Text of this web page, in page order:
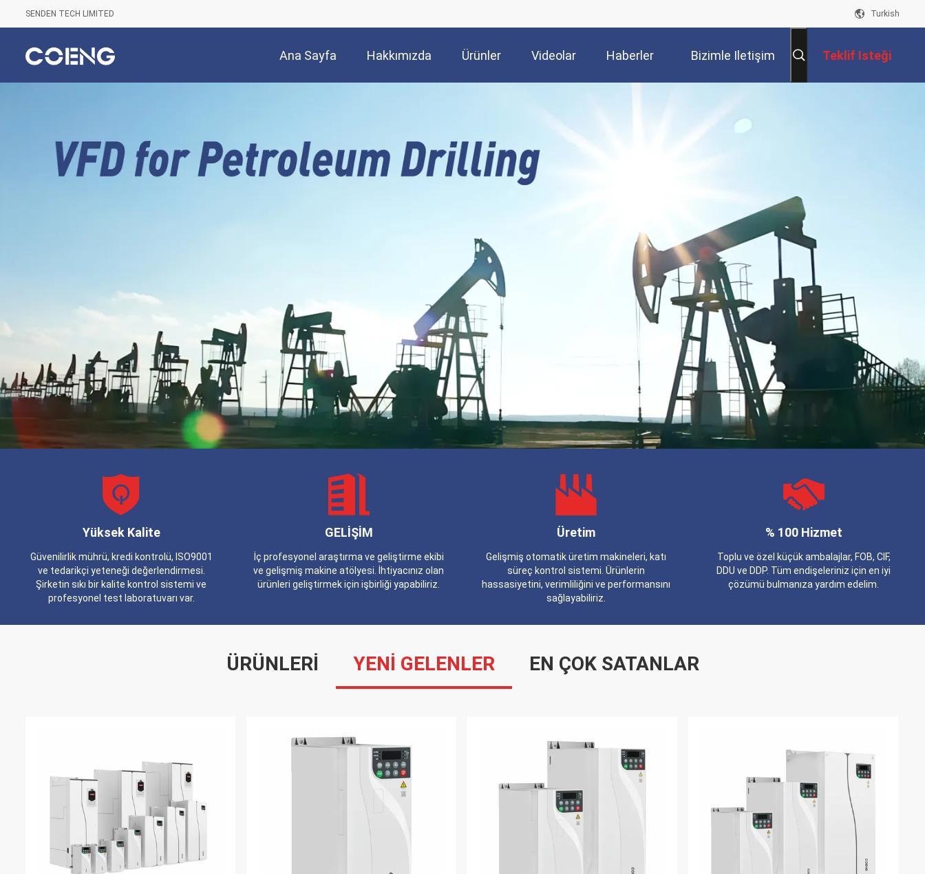
SENDEN TECH LIMITED Turkish
Ana Sayfa Hakkımızda Ürünler Videolar Haberler Bizimle Iletişim Teklif Isteği
Yüksek Kalite
Güvenilirlik mührü, kredi kontrolü, ISO9001
ve tedarikçi yeteneği değerlendirmesi.
Şirketin sıkı bir kalite kontrol sistemi ve
profesyonel test laboratuvarı var.
GELİŞİM
İç profesyonel araştırma ve geliştirme ekibi
ve gelişmiş makine atölyesi. İhtiyacınız olan
ürünleri geliştirmek için işbirliği yapabiliriz.
Üretim
Gelişmiş otomatik üretim makineleri, katı
süreç kontrol sistemi. Ürünlerin
hassasiyetini, verimliliğini ve performansını
sağlayabiliriz.
% 100 Hizmet
Toplu ve özel küçük ambalajlar, FOB, CIF,
DDU ve DDP. Tüm endişeleriniz için en iyi
çözümü bulmanıza yardım edelim.
ÜRÜNLERI YENİ GELENLER EN ÇOK SATANLAR